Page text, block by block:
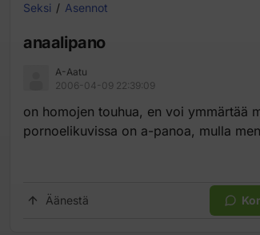
Seksi Asennot
anaalipano
A-Aatu
2006-04-09 22:39:09
on homojen touhua, en voi ymmärtää
pornoelikuvissa on a-panoa, mulla
Äänestä